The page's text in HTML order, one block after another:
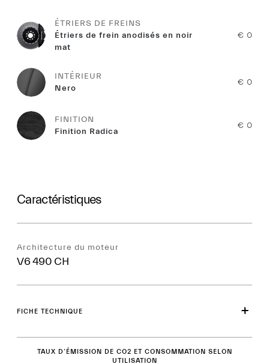
ÉTRIERS DE FREINS
Étriers de frein anodisés en noir
mat
€ 0
INTÉRIEUR
Nero
€ 0
FINITION
Finition Radica
€ 0
Caractéristiques
Architecture du moteur
V6 490 CH
FICHE TECHNIQUE
TAUX D’ÉMISSION DE CO2 ET CONSOMMATION SELON
UTILISATION